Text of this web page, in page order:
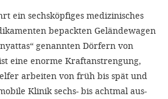
ein sechsköpfiges medizinisches
bepackten Geländewagen
genannten Dörfern von
eine enorme Kraftanstrengung,
arbeiten von früh bis spät und
Klinik sechs- bis achtmal aus-